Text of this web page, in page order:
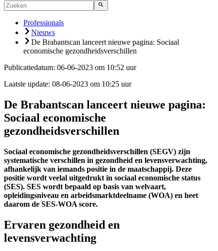
Professionals
Nieuws
De Brabantscan lanceert nieuwe pagina: Sociaal
economische gezondheidsverschillen
Publicatiedatum: 06-06-2023 om 10:52 uur
Laatste update: 08-06-2023 om 10:25 uur
De Brabantscan lanceert nieuwe pagina:
Sociaal economische
gezondheidsverschillen
Sociaal economische gezondheidsverschillen (SEGV) zijn
systematische verschillen in gezondheid en levensverwachting,
afhankelijk van iemands positie in de maatschappij. Deze
positie wordt veelal uitgedrukt in sociaal economische status
(SES). SES wordt bepaald op basis van welvaart,
opleidingsniveau en arbeidsmarktdeelname (WOA) en heet
daarom de SES-WOA score.
Ervaren gezondheid en
levensverwachting